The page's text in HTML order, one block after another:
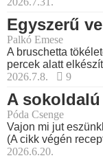
Egyszerű
Palkó Emese
A bruschetta
percek alatt
2026.7.8.
9
A
Póda Csenge
Vajon mi jut
(A cikk végén
2026.6.20.